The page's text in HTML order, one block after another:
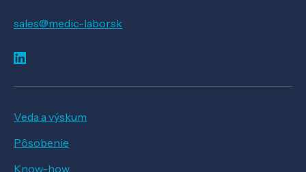
sales@medic-labor.sk
Veda a výskum
Pôsobenie
Know-how